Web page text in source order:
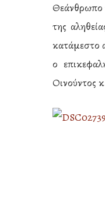
Hit enter to
Θεάνθρωπο
της
κατάμεστο
ο
Οινούντος